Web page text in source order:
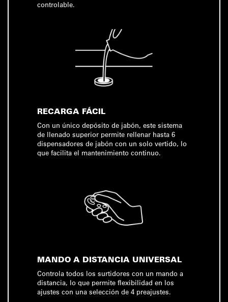
controlable.
RECARGA FÁCIL
Con un único depósito de jabón, este sistema
de llenado superior permite rellenar hasta 6
dispensadores de jabón con un solo vertido, lo
que facilita el mantenimiento continuo.
MANDO A DISTANCIA UNIVERSAL
Controla todos los surtidores con un mando a
distancia, lo que permite flexibilidad en los
ajustes con una selección de 4 preajustes.